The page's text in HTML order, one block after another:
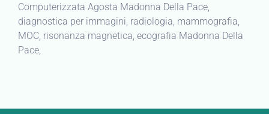
Computerizzata Agosta Madonna Della Pace,
diagnostica per immagini, radiologia, mammografia,
MOC, risonanza magnetica, ecografia Madonna Della
Pace,